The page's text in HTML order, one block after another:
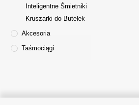
Inteligentne Śmietniki
Kruszarki do Butelek
Akcesoria
Taśmociągi